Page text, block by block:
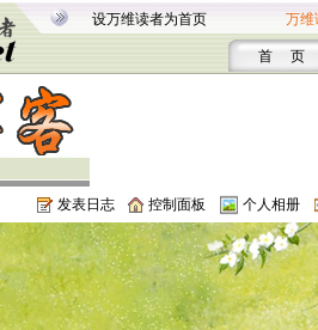
设万维读者为首页 万维
首 页
发表日志 控制面板 个人相册